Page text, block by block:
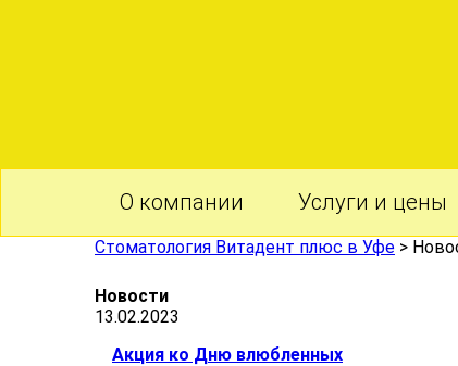
О компании Услуги и цены
Стоматология Витадент плюс в Уфе >
Новости
13.02.2023
Акция ко Дню влюбленных